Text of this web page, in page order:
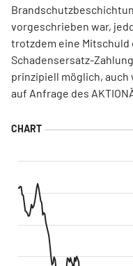
vorgeschrieben war,
trotzdem eine Mitschuld
Schadensersatz-
prinzipiell möglich, auch
auf Anfrage des